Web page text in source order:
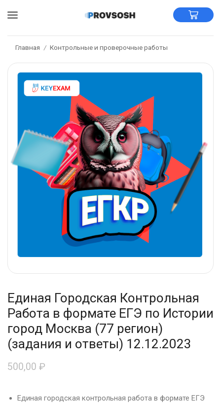
Главная / Контрольные и проверочные работы
Единая Городская Контрольная
Работа в формате ЕГЭ по Истории
город Москва (77 регион)
(задания и ответы) 12.12.2023
500,00 ₽
Единая городская контрольная работа в формате ЕГЭ